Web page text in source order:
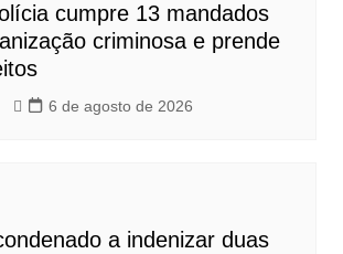
cumpre 13 mandados
criminosa e prende
6 de agosto de 2026
a indenizar duas